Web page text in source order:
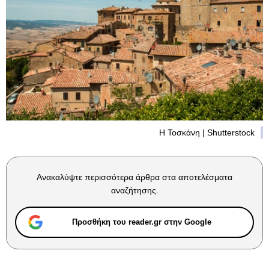
Η Τοσκάνη | Shutterstock
Ανακαλύψτε περισσότερα άρθρα στα αποτελέσματα
αναζήτησης.
Προσθήκη του reader.gr στην Google